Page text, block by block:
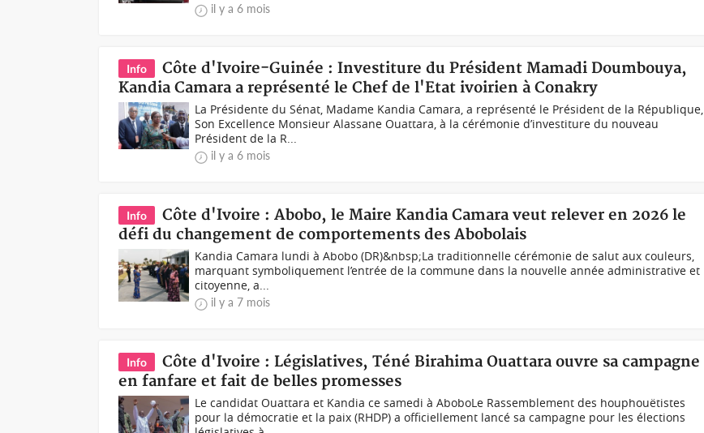
il y a 6 mois
Info
Côte d'Ivoire-Guinée : Investiture du Président Mamadi Doumbouya,
Kandia Camara a représenté le Chef de l'Etat ivoirien à Conakry
La Présidente du Sénat, Madame Kandia Camara, a représenté le Président de la République,
Son Excellence Monsieur Alassane Ouattara, à la cérémonie d’investiture du nouveau
Président de la R...
il y a 6 mois
Info
Côte d'Ivoire : Abobo, le Maire Kandia Camara veut relever en 2026 le
défi du changement de comportements des Abobolais
Kandia Camara lundi à Abobo (DR)&nbsp;La traditionnelle cérémonie de salut aux couleurs,
marquant symboliquement l’entrée de la commune dans la nouvelle année administrative et
citoyenne, a...
il y a 7 mois
Info
Côte d'Ivoire : Législatives, Téné Birahima Ouattara ouvre sa campagne
en fanfare et fait de belles promesses
Le candidat Ouattara et Kandia ce samedi à AboboLe Rassemblement des houphouëtistes
pour la démocratie et la paix (RHDP) a officiellement lancé sa campagne pour les élections